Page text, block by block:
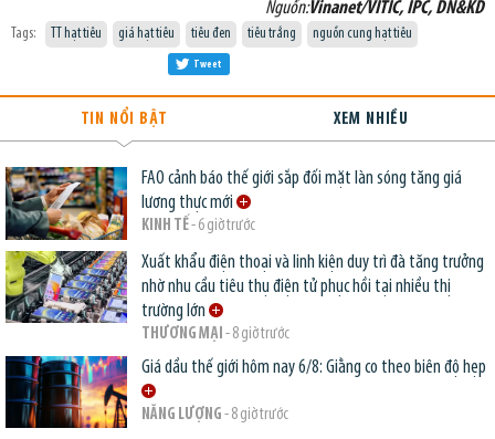
Nguồn:Vinanet/VITIC, IPC, DN&KD
Tags: TT hạt tiêu giá hạt tiêu tiêu đen tiêu trắng nguồn cung hạt tiêu
Tweet
TIN NỔI BẬT XEM NHIỀU
FAO cảnh báo thế giới sắp đối mặt làn sóng tăng giá
lương thực mới
KINH TẾ- 6 giờ trước
Xuất khẩu điện thoại và linh kiện duy trì đà tăng trưởng
nhờ nhu cầu tiêu thụ điện tử phục hồi tại nhiều thị
trường lớn
THƯƠNG MẠI - 8 giờ trước
Giá dầu thế giới hôm nay 6/8: Giằng co theo biên độ hẹp
NĂNG LƯỢNG - 8 giờ trước